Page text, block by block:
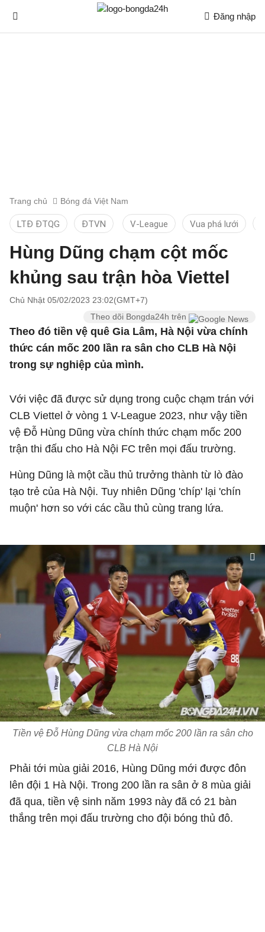
Đăng nhập
Trang chủ Bóng đá Việt Nam
LTĐ ĐTQG ĐTVN V-League Vua phá lưới
Hùng Dũng chạm cột mốc
khủng sau trận hòa Viettel
Chủ Nhật 05/02/2023 23:02(GMT+7)
Theo dõi Bongda24h trên
Theo đó tiền vệ quê Gia Lâm, Hà Nội vừa chính
thức cán mốc 200 lần ra sân cho CLB Hà Nội
trong sự nghiệp của mình.
Với việc đã được sử dụng trong cuộc chạm trán với
CLB Viettel ở vòng 1 V-League 2023, như vậy tiền
vệ Đỗ Hùng Dũng vừa chính thức chạm mốc 200
trận thi đấu cho Hà Nội FC trên mọi đấu trường.
Hùng Dũng là một cầu thủ trưởng thành từ lò đào
tạo trẻ của Hà Nội. Tuy nhiên Dũng 'chíp' lại 'chín
muộn' hơn so với các cầu thủ cùng trang lứa.
Tiền vệ Đỗ Hùng Dũng vừa chạm mốc 200 lần ra sân cho
CLB Hà Nội
Phải tới mùa giải 2016, Hùng Dũng mới được đôn
lên đội 1 Hà Nội. Trong 200 lần ra sân ở 8 mùa giải
đã qua, tiền vệ sinh năm 1993 này đã có 21 bàn
thắng trên mọi đấu trường cho đội bóng thủ đô.